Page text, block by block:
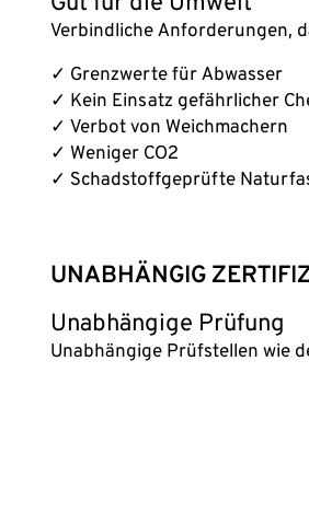
Verbindliche Anforderungen,
✓ Grenzwerte für Abwasser
✓ Kein Einsatz gefährlicher
✓ Verbot von Weichmachern
✓ Weniger CO2
✓ Schadstoffgeprüfte
UNABHÄNGIG
Unabhängige Prüfung
Unabhängige Prüfstellen wie